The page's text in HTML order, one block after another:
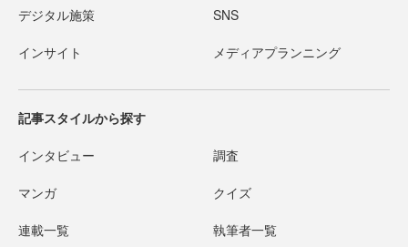
デジタル施策 SNS
インサイト メディアプランニング
記事スタイルから探す
インタビュー 調査
マンガ クイズ
連載一覧 執筆者一覧